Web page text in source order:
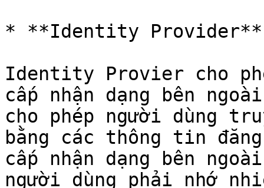
* **Identity Provider**
Identity Provier cho
cấp nhận dạng bên
cho phép người dùng
bằng các thông tin
cấp nhận dạng bên
người dùng phải nhớ